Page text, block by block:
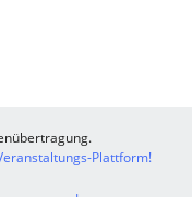
Plattform!